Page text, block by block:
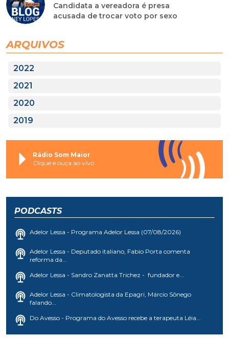
Candidata a vereadora é presa
acusada de trocar voto por sexo
ARQUIVOS
2022
2021
2020
2019
Rádio Som Maior
Clique e ouça ao vivo
PODCASTS
Adelor Lessa - Programa Adelor Lessa (07/08/2026)
Adelor Lessa - Deputado italiano, Fabio Porta comenta
reforma da...
Adelor Lessa - Sandro Zanatta Trichez - fundador e...
Adelor Lessa - Climatologista da Epagri, Márcio Sônego
falando...
Do Avesso - Programa do Avesso recebe a terapeuta Léia...